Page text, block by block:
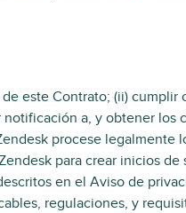
este Contrato; (ii) cumplir
a, y obtener los
procese legalmente
para crear inicios de
en el Aviso de
regulaciones, y